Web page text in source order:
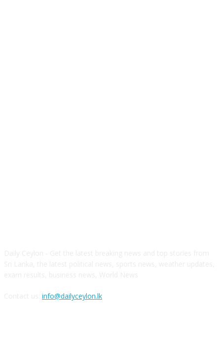
info@dailyceylon.lk